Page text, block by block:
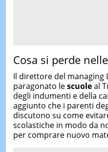
Cosa si perde
Il direttore del managing
paragonato lescuoleal
degli indumenti e della
aggiunto che i parenti
discutono su come
scolastiche in modo da
per comprare nuovo